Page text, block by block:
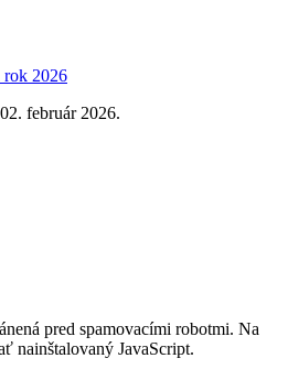
rok 2026
02. február 2026.
pred spamovacími robotmi. Na
nainštalovaný JavaScript.